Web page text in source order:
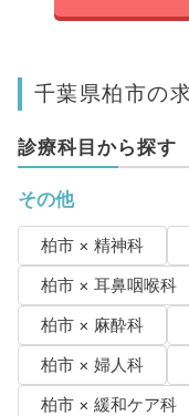
千葉県柏市の
診療科目から探す
その他
柏市 × 精神科
柏市 × 耳鼻咽喉科
柏市 × 麻酔科
柏市 × 婦人科
柏市 × 緩和ケア科